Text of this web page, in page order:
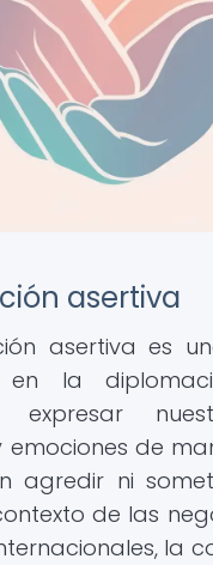
asertiva
asertiva es
en la
expresar
emociones de
agredir ni
de las
la